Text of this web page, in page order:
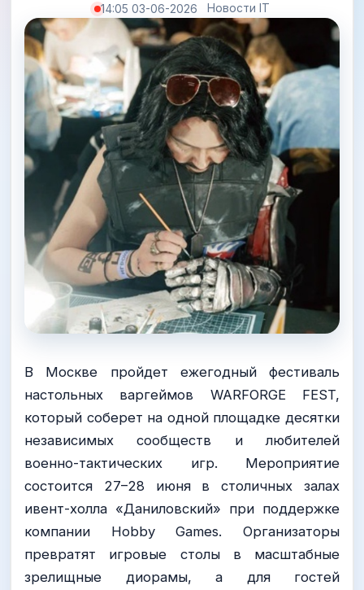
14:05 03-06-2026 Новости IT
В Москве пройдет ежегодный фестиваль
настольных варгеймов WARFORGE FEST,
который соберет на одной площадке десятки
независимых сообществ и любителей
военно-тактических игр. Мероприятие
состоится 27–28 июня в столичных залах
ивент-холла «Даниловский» при поддержке
компании Hobby Games. Организаторы
превратят игровые столы в масштабные
зрелищные диорамы, а для гостей